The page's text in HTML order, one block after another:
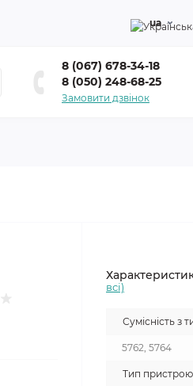
ua
8 (067) 678-34-18
8 (050) 248-68-25
Замовити дзвінок
всі)
Сумісність з
5762, 5764
Тип пристрою